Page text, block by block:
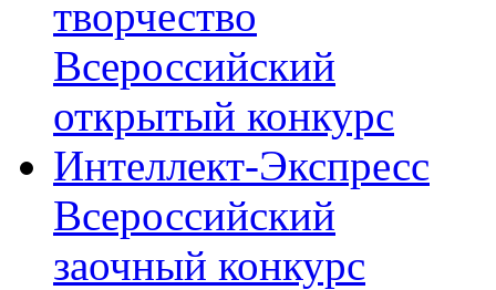
творчество
Всероссийский
открытый конкурс
Интеллект-Экспресс
Всероссийский
заочный конкурс